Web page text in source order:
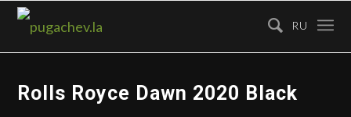
Rolls Royce Dawn 2020 Black
RU